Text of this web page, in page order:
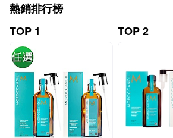
熱銷排行榜
TOP 1
TOP 2